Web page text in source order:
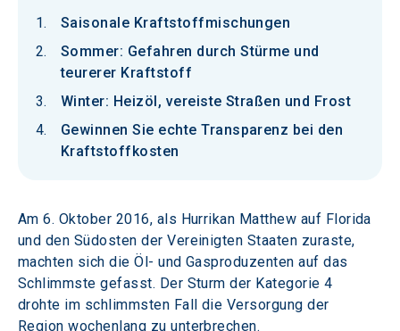
Saisonale Kraftstoffmischungen
Sommer: Gefahren durch Stürme und
teurerer Kraftstoff
Winter: Heizöl, vereiste Straßen und Frost
Gewinnen Sie echte Transparenz bei den
Kraftstoffkosten
Am 6. Oktober 2016, als Hurrikan Matthew auf Florida
und den Südosten der Vereinigten Staaten zuraste,
machten sich die Öl- und Gasproduzenten auf das
Schlimmste gefasst. Der Sturm der Kategorie 4
drohte im schlimmsten Fall die Versorgung der
Region wochenlang zu unterbrechen.